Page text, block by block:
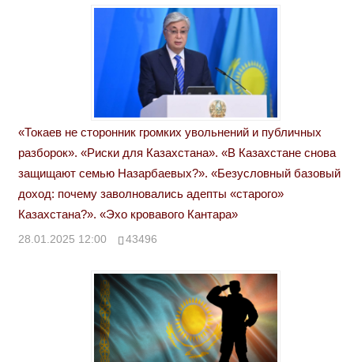
«Токаев не сторонник громких увольнений и публичных
разборок». «Риски для Казахстана». «В Казахстане снова
защищают семью Назарбаевых?». «Безусловный базовый
доход: почему заволновались адепты «старого»
Казахстана?». «Эхо кровавого Кантара»
28.01.2025 12:00 43496